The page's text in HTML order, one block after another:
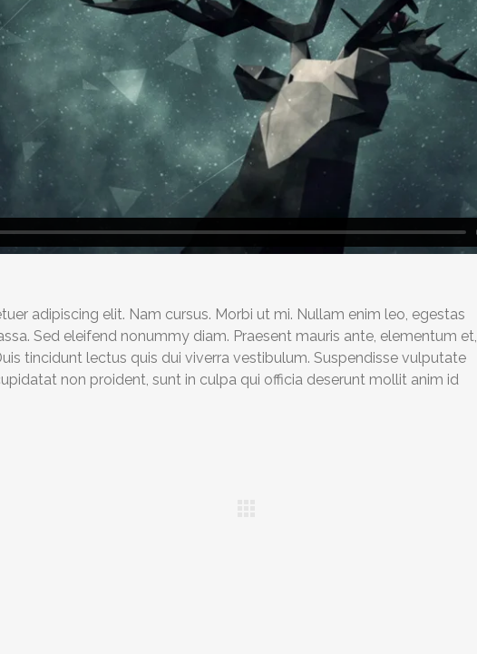
adipiscing elit. Nam cursus. Morbi ut mi. Nullam enim leo, egestas
Sed eleifend nonummy diam. Praesent mauris ante, elementum et,
tincidunt lectus quis dui viverra vestibulum. Suspendisse vulputate
non proident, sunt in culpa qui officia deserunt mollit anim id